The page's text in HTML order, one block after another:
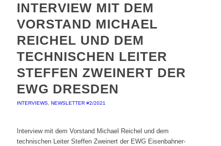
INTERVIEW MIT DEM
VORSTAND MICHAEL
REICHEL UND DEM
TECHNISCHEN LEITER
STEFFEN ZWEINERT DER
EWG DRESDEN
INTERVIEWS, NEWSLETTER #2/2021
Interview mit dem Vorstand Michael Reichel und dem
technischen Leiter Steffen Zweinert der EWG Eisenbahner-